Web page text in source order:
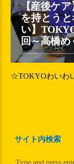
【産後ケ
を持とう
い】
回～高橋め
☆TOKYOわいわ
サイト内検索